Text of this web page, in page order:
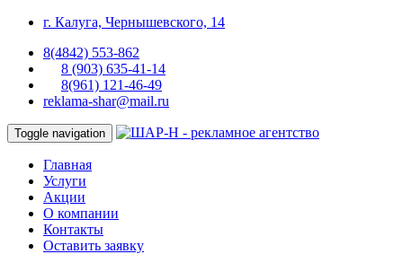
г. Калуга, Чернышевского, 14
8(4842) 553-862
8 (903) 635-41-14
8(961) 121-46-49
reklama-shar@mail.ru
Toggle navigation
Главная
Услуги
Акции
О компании
Контакты
Оставить заявку